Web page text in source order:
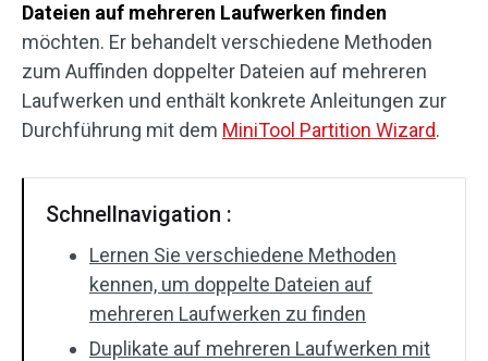
Dateien auf mehreren Laufwerken finden
möchten. Er behandelt verschiedene Methoden
zum Auffinden doppelter Dateien auf mehreren
Laufwerken und enthält konkrete Anleitungen zur
Durchführung mit dem MiniTool Partition Wizard.
Schnellnavigation :
Lernen Sie verschiedene Methoden
kennen, um doppelte Dateien auf
mehreren Laufwerken zu finden
Duplikate auf mehreren Laufwerken mit